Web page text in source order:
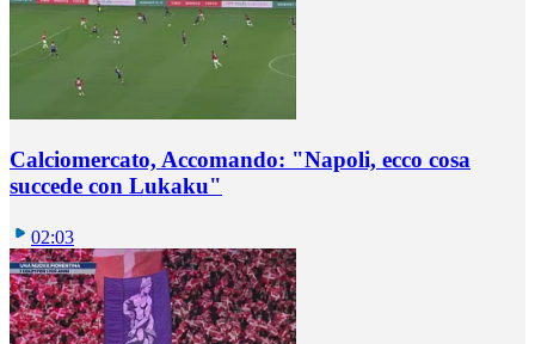
Calciomercato, Accomando: "Napoli, ecco cosa
succede con Lukaku"
02:03